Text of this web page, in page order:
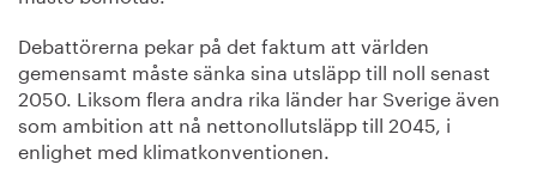
Debattörerna pekar på det faktum att världen
gemensamt måste sänka sina utsläpp till noll senast
2050. Liksom flera andra rika länder har Sverige även
som ambition att nå nettonollutsläpp till 2045, i
enlighet med klimatkonventionen.